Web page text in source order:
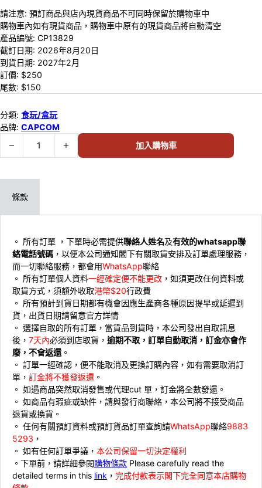
請注意: 預訂商品與店內現貨商品不可同時保留於購物車中
購物車內如有現貨商品，購物車中原有的現貨商品將自動清空
產品編號: CP13829
截訂日期: 2026年8月20日
到貨日期: 2027年2月
訂價: $250
尾數: $150
分類: 食玩/盒玩
品牌: CAPCOM
預訂 (2026年8月20日截) Capcom Figure Builder Monster Hunter
加入購物車
條款
。 所有訂單 ，下單時必需提供聯絡人姓名及有效的whatsapp聯
絡電話號碼 ，以便本公司通知閣下有關取貨安排及訂單處理服務，
而一切聯絡服務，都會用WhatsApp聯絡
。 ⁠所有訂單個人資料一經確定便不能更改 ，如須更改任何資料或
取貨方式，須額外收取港幣$20行政費
。 ⁠所有預計到貨日期都有機會因應生產商各種原因提早或延遲到
貨，出貨日期請留意官方詳情
。 ⁠選擇自取的所有訂單，當貨品到貨時，本公司發出自取訊息
後， 7天內必須到店取貨， 逾期不取，訂單自動取消，訂金亦會作
廢，不會返還 。
。 ⁠訂單一經確認，便不能取消及更換訂購內容，如有需要取消訂
單， 訂金將不獲發返還 。
。 ⁠如遇商品突然取消發售或代理cut 單，訂金將全數發還。
。 ⁠如商品有瑕疵或缺件，請與發行商聯絡，本公司將不接受商品
退貨或換貨。
。 ⁠⁠任何有關預訂資料或預訂貨品訂單查詢請WhatsApp聯絡9883
5293 ，
。 ⁠如有任何訂單爭議， 本公司保留一切決定權利
。下單前，請詳細參閱購物條款 Please carefully read the
detailed terms in this link ， 完成付款表示閣下完全同意本店購物